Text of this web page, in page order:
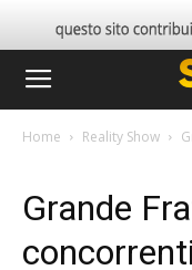
Home Reality Show
Grande